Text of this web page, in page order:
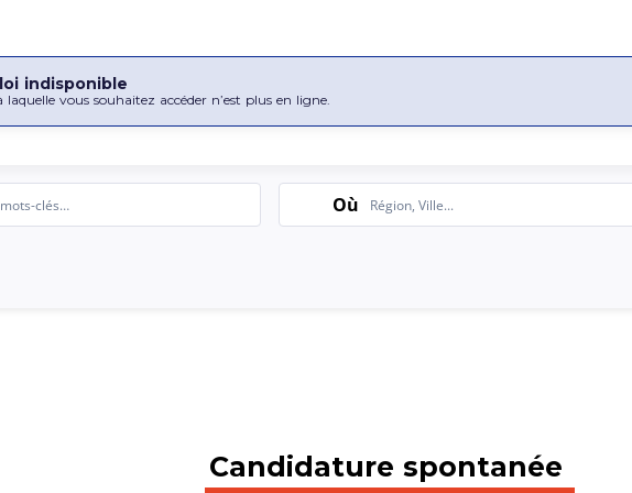
indisponible
laquelle vous souhaitez accéder n’est plus en ligne.
Search
Où
Candidature spontanée